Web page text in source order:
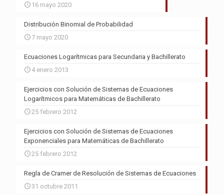
16 mayo 2020
Distribución Binomial de Probabilidad
7 mayo 2020
Ecuaciones Logarítmicas para Secundaria y Bachillerato
4 enero 2013
Ejercicios con Solución de Sistemas de Ecuaciones
Logarítmicos para Matemáticas de Bachillerato
25 febrero 2012
Ejercicios con Solución de Sistemas de Ecuaciones
Exponenciales para Matemáticas de Bachillerato
25 febrero 2012
Regla de Cramer de Resolución de Sistemas de Ecuaciones
31 octubre 2011